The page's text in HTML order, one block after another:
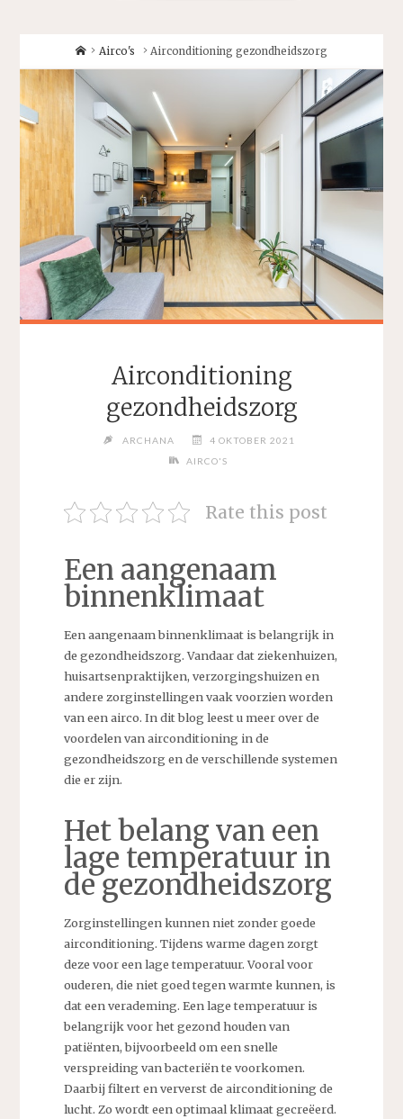
HomeAirco's Airconditioning gezondheidszorg
Airconditioning
gezondheidszorg
ARCHANA
4 OKTOBER 2021
AIRCO'S
Rate this post
Een aangenaam
binnenklimaat
Een aangenaam binnenklimaat is belangrijk in
de gezondheidszorg. Vandaar dat ziekenhuizen,
huisartsenpraktijken, verzorgingshuizen en
andere zorginstellingen vaak voorzien worden
van een airco. In dit blog leest u meer over de
voordelen van airconditioning in de
gezondheidszorg en de verschillende systemen
die er zijn.
Het belang van een
lage temperatuur in
de gezondheidszorg
Zorginstellingen kunnen niet zonder goede
airconditioning. Tijdens warme dagen zorgt
deze voor een lage temperatuur. Vooral voor
ouderen, die niet goed tegen warmte kunnen, is
dat een verademing. Een lage temperatuur is
belangrijk voor het gezond houden van
patiënten, bijvoorbeeld om een snelle
verspreiding van bacteriën te voorkomen.
Daarbij filtert en ververst de airconditioning de
lucht. Zo wordt een optimaal klimaat gecreëerd.